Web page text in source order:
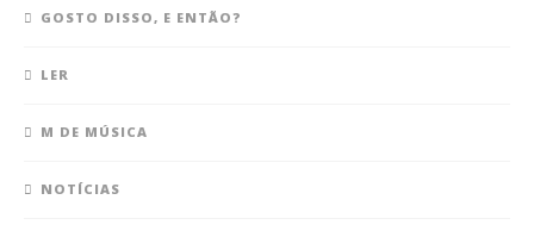
GOSTO DISSO, E ENTÃO?
LER
M DE MÚSICA
NOTÍCIAS